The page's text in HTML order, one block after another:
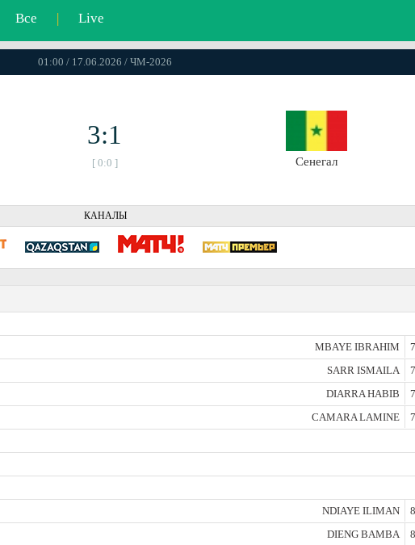
Все | Live
01:00 / 17.06.2026 / ЧМ-2026
3:1
[ 0:0 ] Сенегал
КАНАЛЫ
MBAYE IBRAHIM
SARR ISMAILA
DIARRA HABIB
CAMARA LAMINE
NDIAYE ILIMAN
DIENG BAMBA